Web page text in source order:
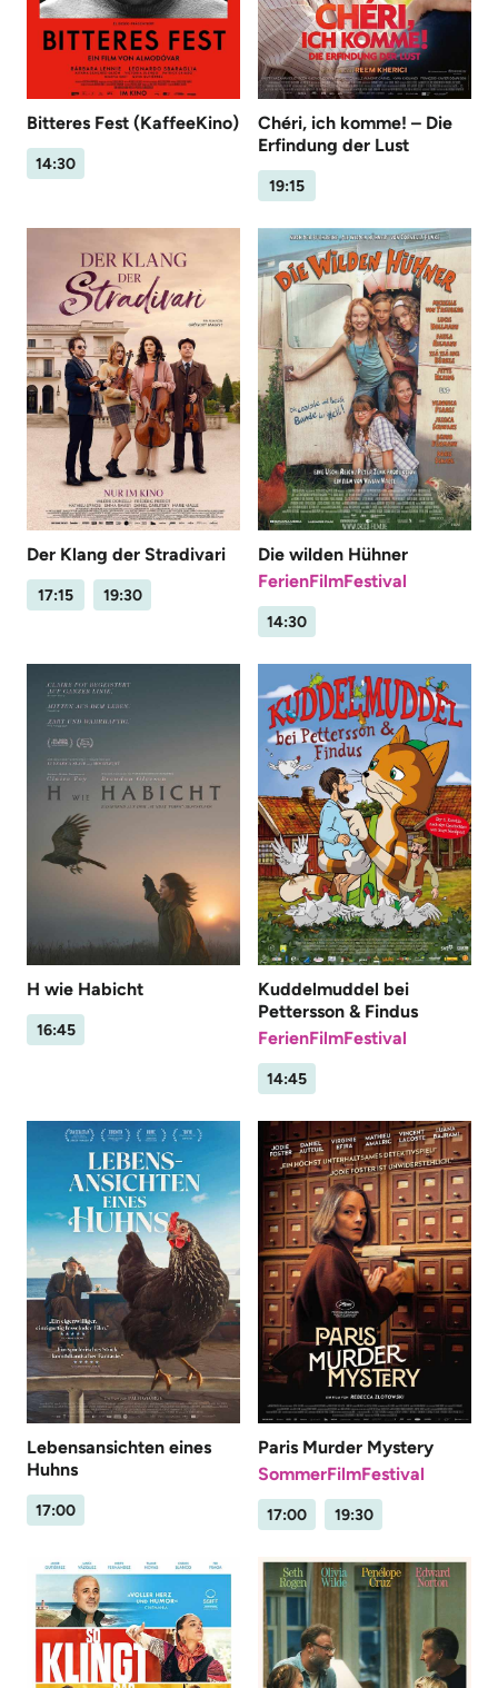
Bitteres Fest (KaffeeKino)
14:30
Chéri, ich komme! – Die
Erfindung der Lust
19:15
Der Klang der Stradivari
17:15 19:30
Die wilden Hühner
FerienFilmFestival
14:30
H wie Habicht
16:45
Kuddelmuddel bei
Pettersson & Findus
FerienFilmFestival
14:45
Lebensansichten eines
Huhns
17:00
Paris Murder Mystery
SommerFilmFestival
17:00 19:30